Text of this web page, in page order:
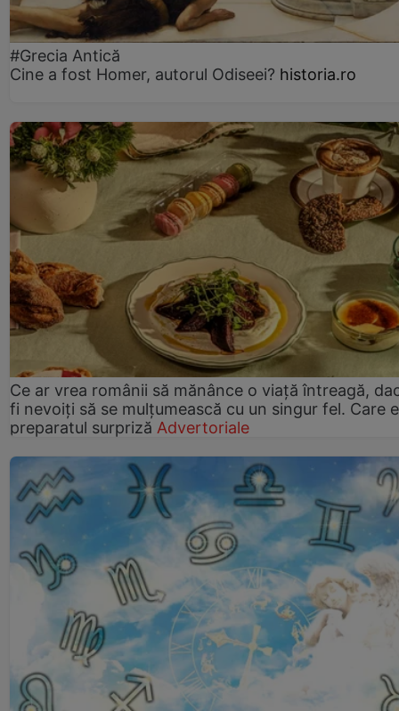
#Grecia Antică
Cine a fost Homer, autorul Odiseei? historia.ro
Ce ar vrea românii să mănânce o viață întreagă,
fi nevoiți să se mulțumească cu un singur fel. Care e
preparatul surpriză Advertoriale